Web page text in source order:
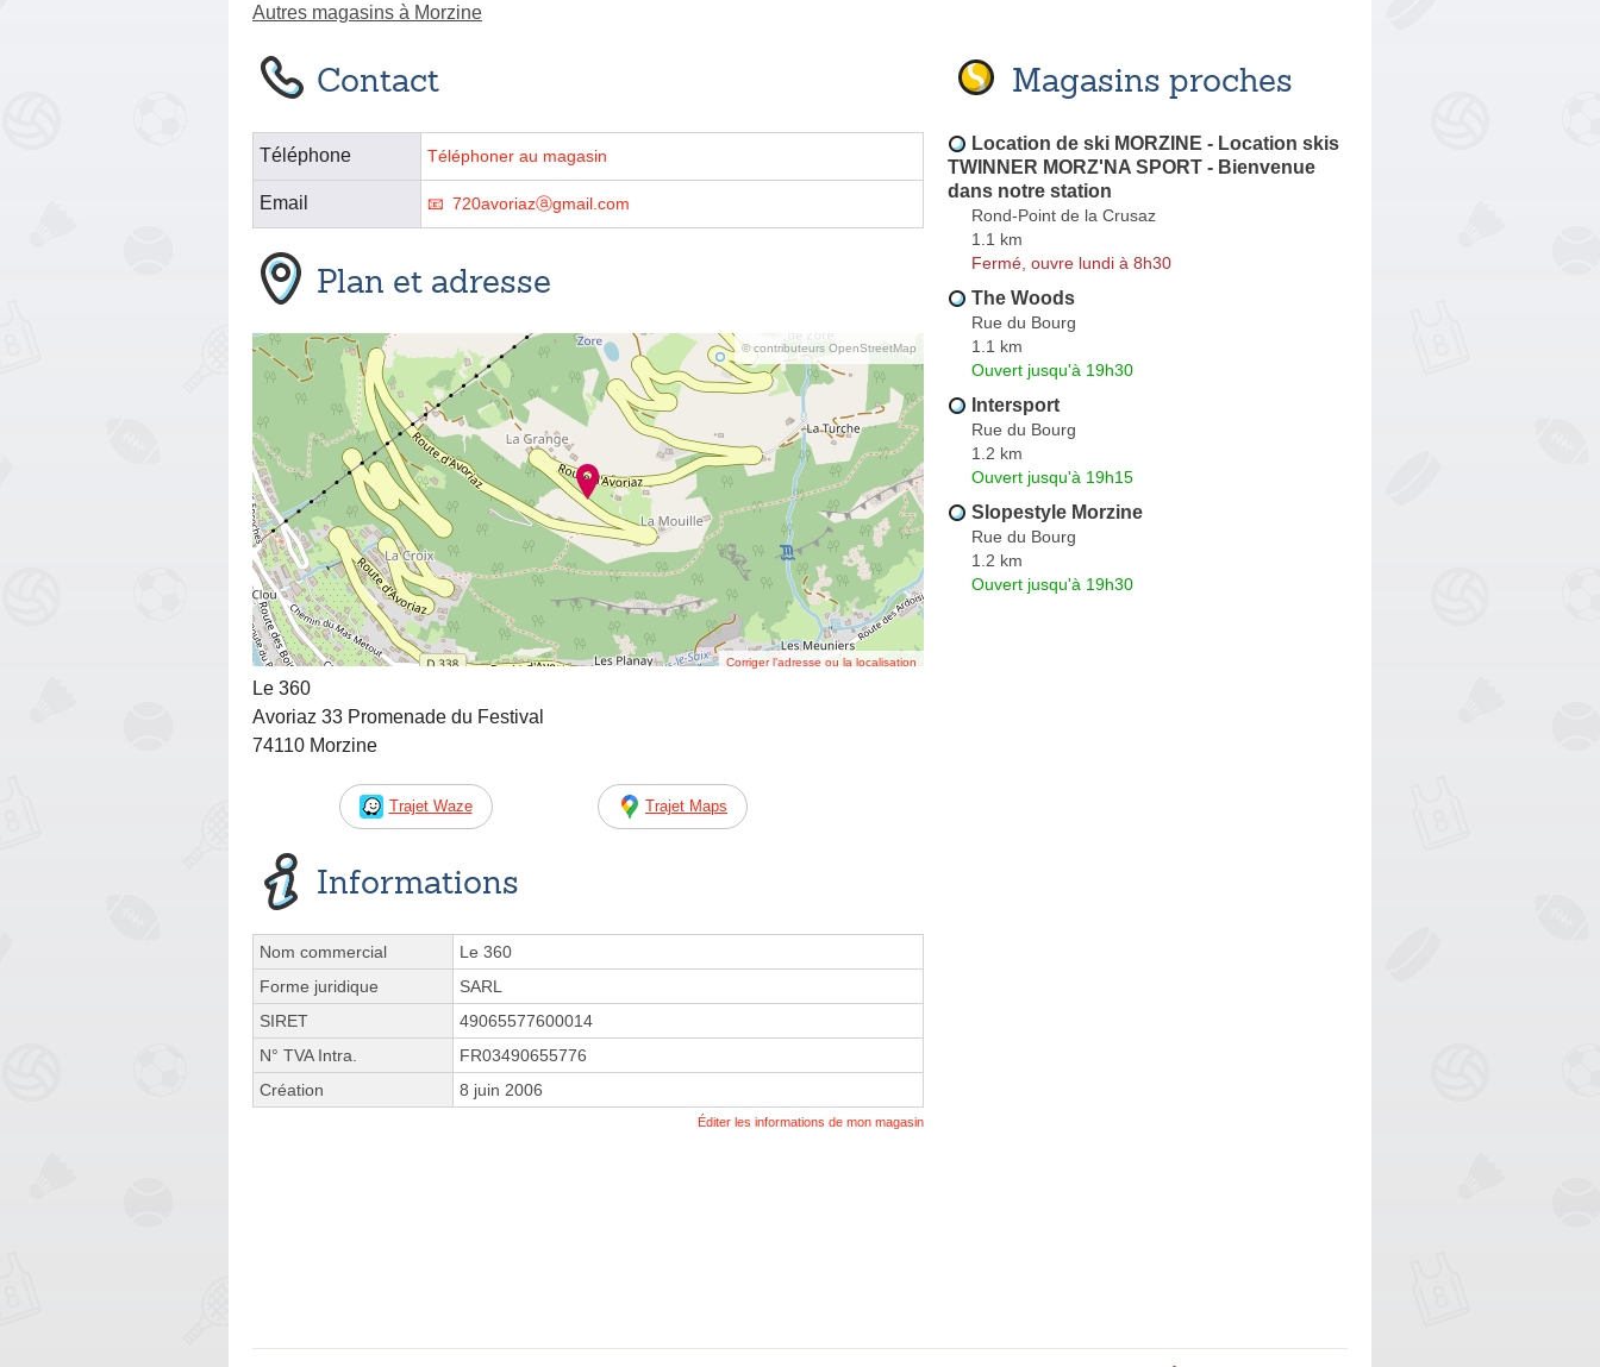
Autres magasins à Morzine
Contact
Téléphone Téléphoner au magasin
Email 720avoriazⓐgmail.com
Plan et adresse
© contributeurs OpenStreetMap
Corriger l’adresse ou la localisation
Le 360
Avoriaz 33 Promenade du Festival
74110 Morzine
Trajet Waze Trajet Maps
Informations
Nom commercial
Le 360
Forme juridique
SARL
SIRET
49065577600014
N° TVA Intra.
FR03490655776
Création
8 juin 2006
Éditer les informations de mon magasin
Magasins proches
Location de ski MORZINE - Location skis
TWINNER MORZ'NA SPORT - Bienvenue
dans notre station
Rond-Point de la Crusaz
1.1 km
Fermé, ouvre lundi à 8h30
The Woods
Rue du Bourg
1.1 km
Ouvert jusqu'à 19h30
Intersport
Rue du Bourg
1.2 km
Ouvert jusqu'à 19h15
Slopestyle Morzine
Rue du Bourg
1.2 km
Ouvert jusqu'à 19h30